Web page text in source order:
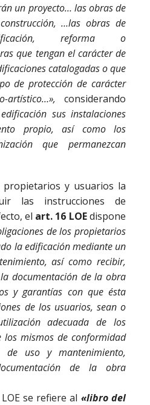
un proyecto… lasobrasde
construcción, …las obras de
reforma
o
que tengan el carácter de
catalogadasoque
de protección de carácter
artístico…»,
considerando
edificación sus instalaciones
propio, así como
los
que
permanezcan
y usuarios la
las instrucciones de
el art. 16 LOEdispone
de los propietarios
laedificaciónmediante un
así como recibir,
la documentación de la obra
y garantías con que ésta
de los usuarios, sean o
adecuada de los
los mismos de conformidad
de uso y mantenimiento,
de la
obra
se refiere al «libro del